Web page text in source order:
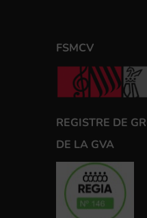
FSMCV
REGISTRE DE
DE LA GVA